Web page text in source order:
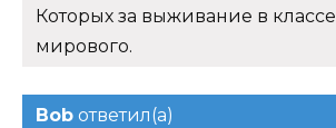
Которых за выживание в
мирового.
Bob ответил(а)